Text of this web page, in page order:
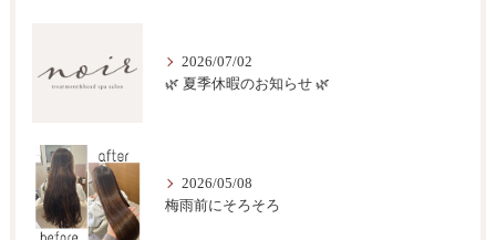
2026/07/02
🌿 夏季休暇のお知らせ 🌿
2026/05/08
梅雨前にそろそろ